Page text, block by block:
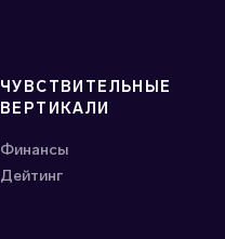
ЧУВСТВИТЕЛЬНЫЕ
ВЕРТИКАЛИ
Финансы
Дейтинг